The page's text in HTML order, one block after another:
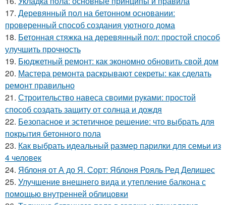
17. Деревянный пол на бетонном основании:
проверенный способ создания уютного дома
18. Бетонная стяжка на деревянный пол: простой способ
улучшить прочность
19. Бюджетный ремонт: как экономно обновить свой дом
20. Мастера ремонта раскрывают секреты: как сделать
ремонт правильно
21. Строительство навеса своими руками: простой
способ создать защиту от солнца и дождя
22. Безопасное и эстетичное решение: что выбрать для
покрытия бетонного пола
23. Как выбрать идеальный размер парилки для семьи из
4 человек
24. Яблоня от А до Я. Сорт: Яблоня Рояль Ред Делишес
25. Улучшение внешнего вида и утепление балкона с
помощью внутренней облицовки